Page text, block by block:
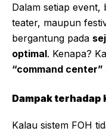
Dalam setiap
teater, maupun
bergantung pada
optimal. Kenapa?
“command
Dampak terhadap
Kalau sistem FOH